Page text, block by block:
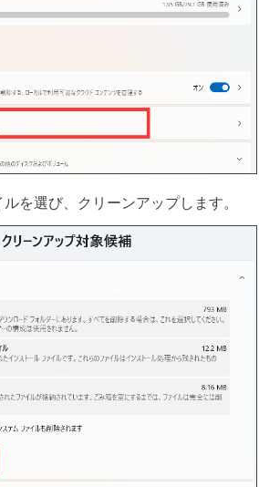
を選び、クリーンアップします。